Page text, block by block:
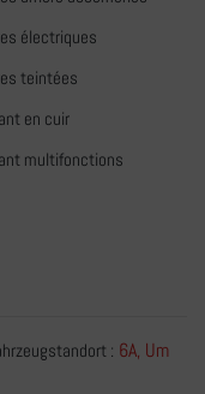
électriques
teintées
en cuir
multifonctions
: 6A, Um